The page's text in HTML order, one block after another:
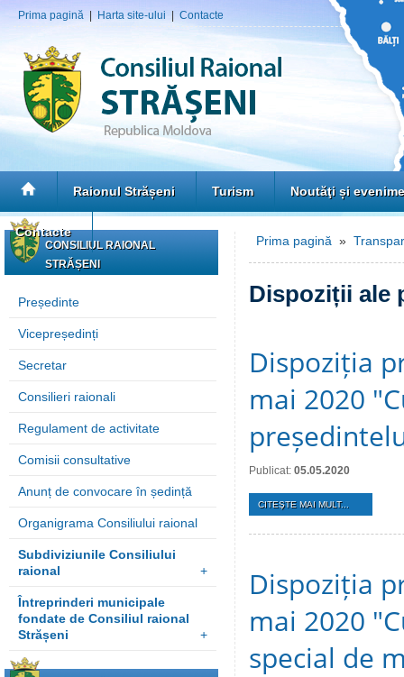
Prima pagină Harta site-ului Contacte
Raionul Strășeni Turism Noutăţi și
Contacte
CONSILIUL RAIONAL
STRĂȘENI
Președinte
Vicepreședinți
Secretar
Consilieri raionali
Regulament de activitate
Comisii consultative
Anunț de convocare în ședință
Organigrama Consiliului raional
Subdiviziunile Consiliului
raional
+
Întreprinderi municipale
fondate de Consiliul raional
Strășeni
+
Prima pagină »
Dispoziții ale
Dispoziția
mai 2020
Publicat: 05.05.2020
CITEŞTE MAI MULT...
Dispoziția
mai 2020
special de